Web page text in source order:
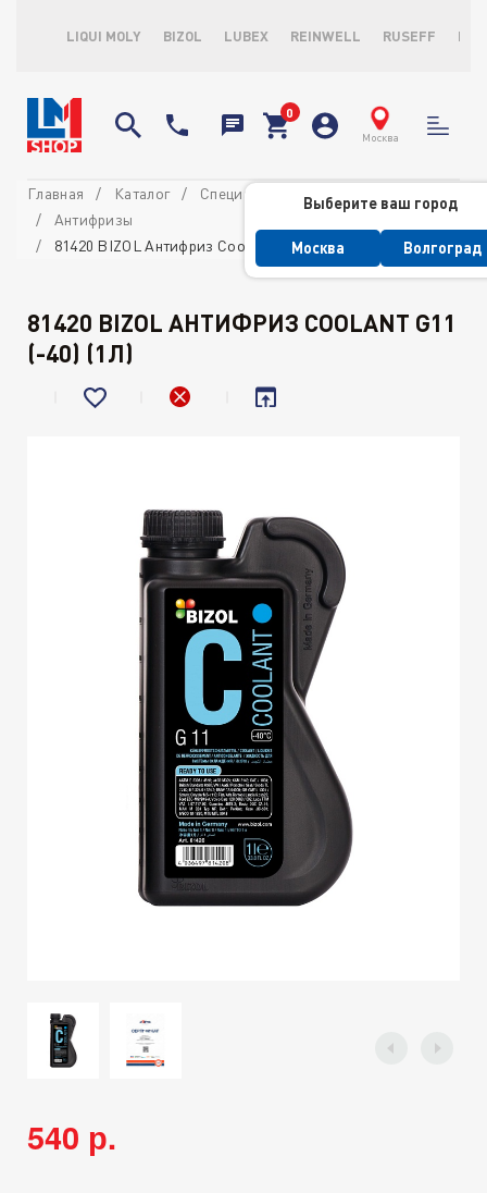
LIQUI MOLY BIZOL LUBEX REINWELL RUSEFF
Москва
Выберите ваш город
Москва Волгоград
Главная Каталог
Специальные жидкости
Антифризы
81420 BIZOL Антифриз Coolant G11 (-40) (1л)
81420 BIZOL АНТИФРИЗ COOLANT G11
(-40) (1Л)
540 р.